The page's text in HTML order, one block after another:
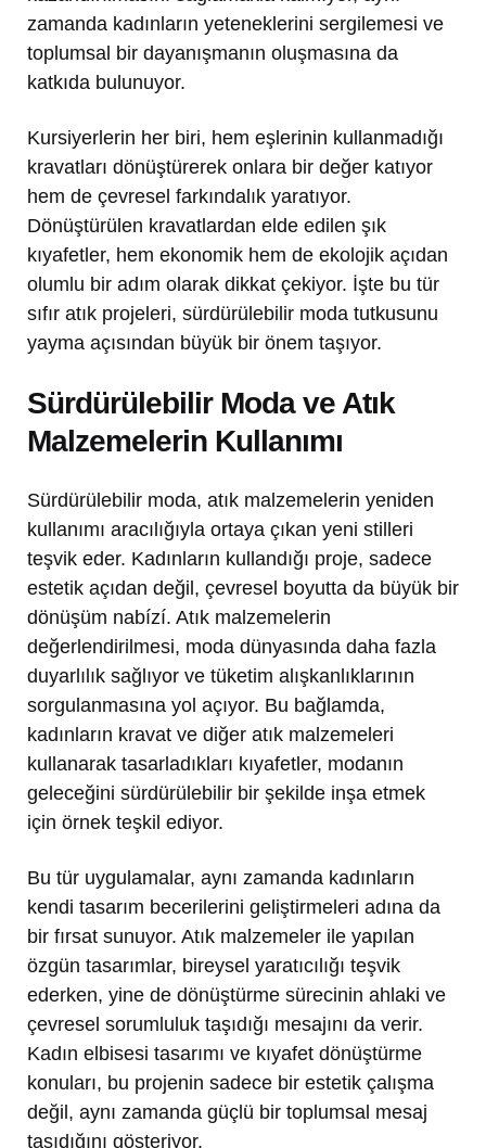
zamanda kadınların yeteneklerini sergilemesi ve
toplumsal bir dayanışmanın oluşmasına da
katkıda bulunuyor.
Kursiyerlerin her biri, hem eşlerinin kullanmadığı
kravatları dönüştürerek onlara bir değer katıyor
hem de çevresel farkındalık yaratıyor.
Dönüştürülen kravatlardan elde edilen şık
kıyafetler, hem ekonomik hem de ekolojik açıdan
olumlu bir adım olarak dikkat çekiyor. İşte bu tür
sıfır atık projeleri, sürdürülebilir moda tutkusunu
yayma açısından büyük bir önem taşıyor.
Sürdürülebilir Moda ve Atık
Malzemelerin Kullanımı
Sürdürülebilir moda, atık malzemelerin yeniden
kullanımı aracılığıyla ortaya çıkan yeni stilleri
teşvik eder. Kadınların kullandığı proje, sadece
estetik açıdan değil, çevresel boyutta da büyük bir
dönüşüm nabízí. Atık malzemelerin
değerlendirilmesi, moda dünyasında daha fazla
duyarlılık sağlıyor ve tüketim alışkanlıklarının
sorgulanmasına yol açıyor. Bu bağlamda,
kadınların kravat ve diğer atık malzemeleri
kullanarak tasarladıkları kıyafetler, modanın
geleceğini sürdürülebilir bir şekilde inşa etmek
için örnek teşkil ediyor.
Bu tür uygulamalar, aynı zamanda kadınların
kendi tasarım becerilerini geliştirmeleri adına da
bir fırsat sunuyor. Atık malzemeler ile yapılan
özgün tasarımlar, bireysel yaratıcılığı teşvik
ederken, yine de dönüştürme sürecinin ahlaki ve
çevresel sorumluluk taşıdığı mesajını da verir.
Kadın elbisesi tasarımı ve kıyafet dönüştürme
konuları, bu projenin sadece bir estetik çalışma
değil, aynı zamanda güçlü bir toplumsal mesaj
taşıdığını gösteriyor.